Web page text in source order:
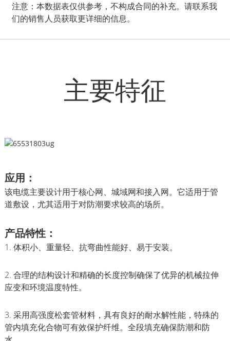
注意：本数据表仅供参考，不构成合同的补充。请联系我
们的销售人员获取更详细的信息。
主要特征
应用：
该电缆主要设计用于核心网、城域网和接入网。它适用于管
道敷设，尤其适用于对防潮要求较高的场所。
产品特性：
1. 体积小、重量轻、抗弯曲性能好、易于安装。
2. 合理的结构设计和精确的长度控制确保了优异的机械拉伸
应变和环境温度特性。
3. 采用高强度松套管材料，具有良好的耐水解性能，特殊的
管内填充化合物可有效保护纤维。全段填充确保防潮和防